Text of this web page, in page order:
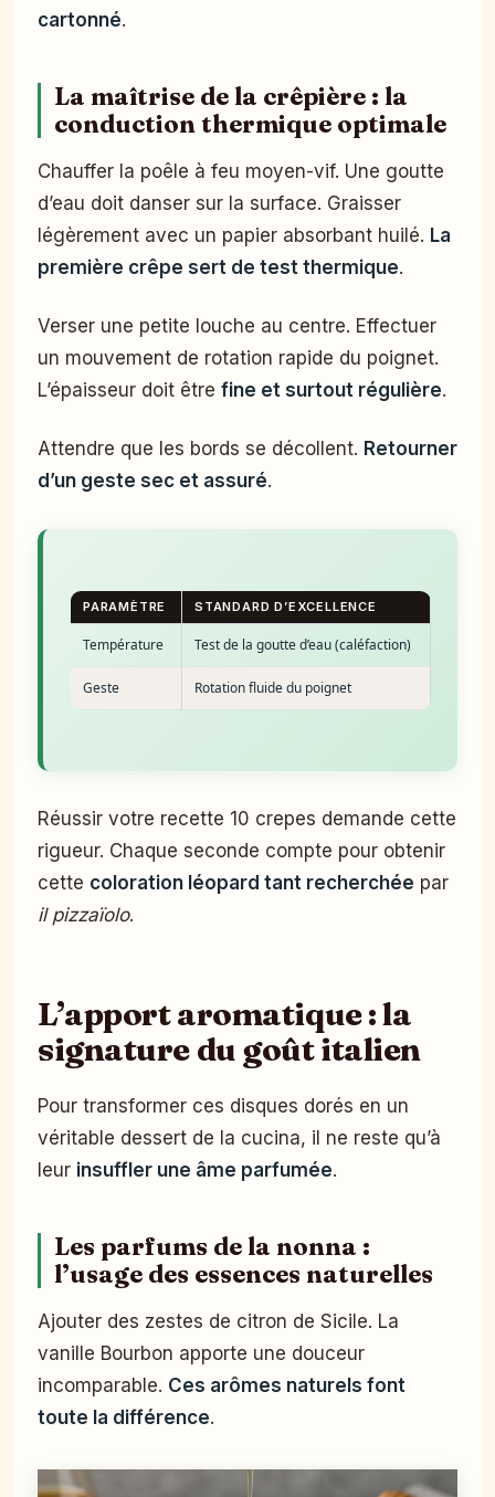
cartonné.
La maîtrise de la crêpière : la
conduction thermique optimale
Chauffer la poêle à feu moyen-vif. Une goutte
d’eau doit danser sur la surface. Graisser
légèrement avec un papier absorbant huilé. La
première crêpe sert de test thermique.
Verser une petite louche au centre. Effectuer
un mouvement de rotation rapide du poignet.
L’épaisseur doit être fine et surtout régulière.
Attendre que les bords se décollent. Retourner
d’un geste sec et assuré.
PARAMÈTRE STANDARD D’EXCELLENCE
Température Test de la goutte d’eau (caléfaction)
Geste Rotation fluide du poignet
Réussir votre recette 10 crepes demande cette
rigueur. Chaque seconde compte pour obtenir
cette coloration léopard tant recherchée par
il pizzaïolo.
L’apport aromatique : la
signature du goût italien
Pour transformer ces disques dorés en un
véritable dessert de la cucina, il ne reste qu’à
leur insuffler une âme parfumée.
Les parfums de la nonna :
l’usage des essences naturelles
Ajouter des zestes de citron de Sicile. La
vanille Bourbon apporte une douceur
incomparable. Ces arômes naturels font
toute la différence.